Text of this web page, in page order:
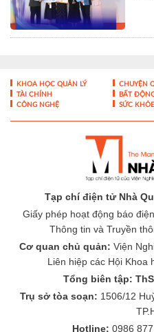
CÔNG NGHỆ
Tạp chí điện tử Nhà
Giấy phép hoạt động báo
Thông tin và Truyền
Cơ quan chủ quản:
Viện
Liên hiệp các Hội Khoa
Trụ sở tòa soạn:1506/12
Hotline:0986 877
Email:
THÔNG TIN TÒA SOẠN-
BÁO